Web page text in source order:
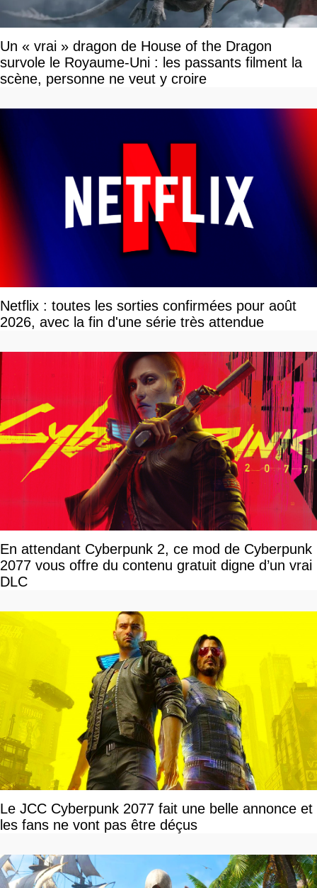
Un « vrai » dragon de House of the Dragon
survole le Royaume-Uni : les passants filment la
scène, personne ne veut y croire
Netflix : toutes les sorties confirmées pour août
2026, avec la fin d'une série très attendue
En attendant Cyberpunk 2, ce mod de Cyberpunk
2077 vous offre du contenu gratuit digne d’un vrai
DLC
Le JCC Cyberpunk 2077 fait une belle annonce et
les fans ne vont pas être déçus